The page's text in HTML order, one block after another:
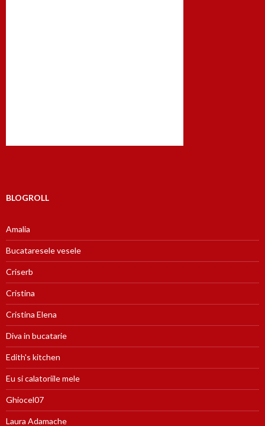
BLOGROLL
Amalia
Bucataresele vesele
Criserb
Cristina
Cristina Elena
Diva in bucatarie
Edith's kitchen
Eu si calatoriile mele
Ghiocel07
Laura Adamache